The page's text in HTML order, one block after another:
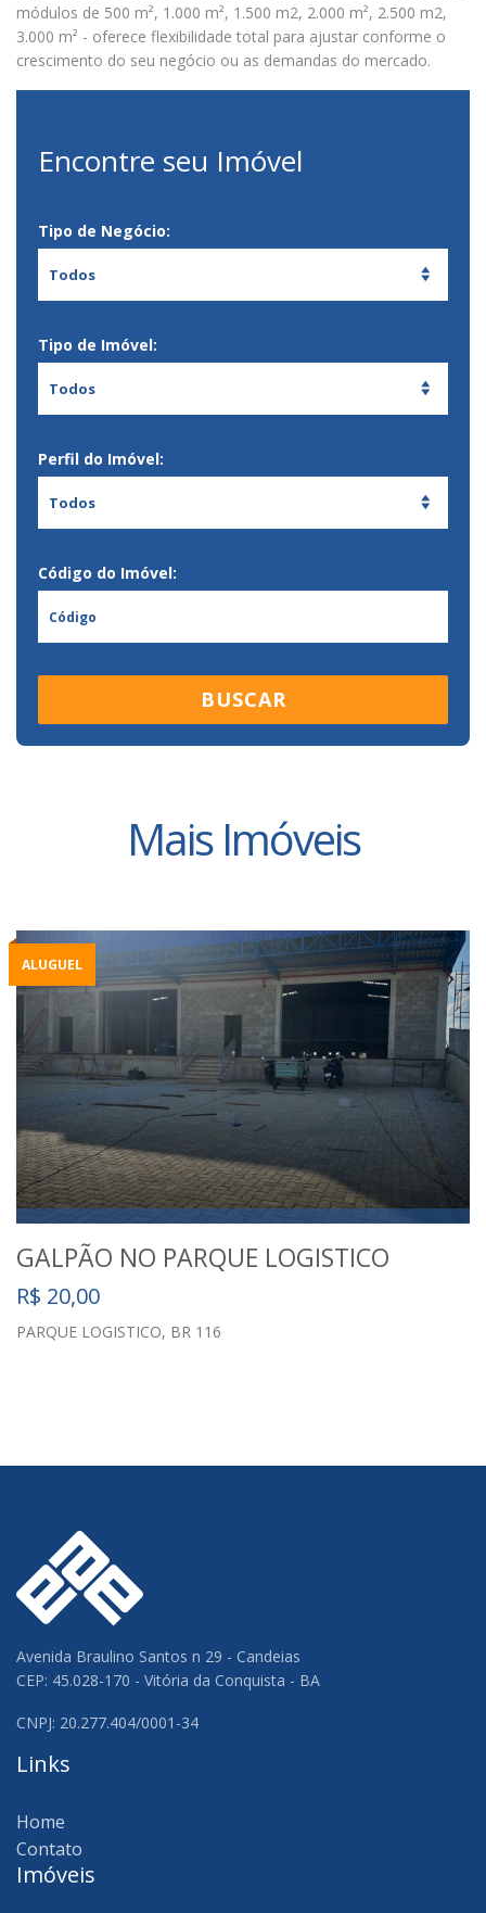
módulos de 500 m², 1.000 m², 1.500 m2, 2.000 m², 2.500 m2,
3.000 m² - oferece flexibilidade total para ajustar conforme o
crescimento do seu negócio ou as demandas do mercado.
Encontre seu Imóvel
Tipo de Negócio:
Todos
Tipo de Imóvel:
Todos
Perfil do Imóvel:
Todos
Código do Imóvel:
BUSCAR
Mais Imóveis
ALUGUEL
GALPÃO NO PARQUE LOGISTICO
R$ 20,00
PARQUE LOGISTICO, BR 116
Avenida Braulino Santos n 29 - Candeias
CEP: 45.028-170 - Vitória da Conquista - BA
CNPJ: 20.277.404/0001-34
Links
Home
Contato
Imóveis